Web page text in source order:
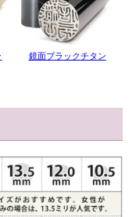
せん。 一生物の印鑑と
。ふとした瞬間に印鑑の
。
ついてしまったとして
を落とすことができま
鏡面ブラックチタン